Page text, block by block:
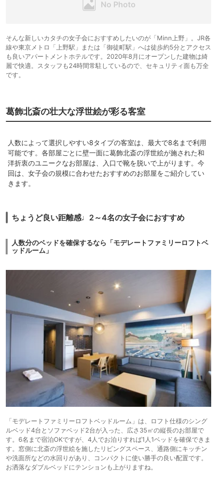
そんな新しいカタチの女子会におすすめしたいのが「Minn上野」。JR各
線や東京メトロ「上野駅」または「御徒町駅」へは徒歩約5分とアクセス
も良いアパートメントホテルです。2020年8月にオープンした建物は綺
麗で快適。スタッフも24時間常駐しているので、セキュリティ面も万全
です。
葛飾北斎の壮大な浮世絵が彩る客室
人数によって選択しやすい8タイプの客室は、最大で8名まで利用
可能です。各部屋ごとに壁一面に葛飾北斎の浮世絵が施された和
洋折衷のユニークなお部屋は、入口で靴を脱いで上がります。今
回は、女子会の規模に合わせたおすすめのお部屋をご紹介してい
きます。
ちょうど良い距離感♩2～4名の女子会におすすめ
人数分のベッドを確保するなら「モデレートファミリーロフトベ
ッドルーム」
「モデレートファミリーロフトベッドルーム」は、ロフト仕様のシング
ルベッド4台とソファベッド2台が入った、広さ35㎡の縦長のお部屋で
す。6名まで宿泊OKですが、4人でお泊りすれば1人1ベッドを確保できま
す。窓側に北斎の浮世絵を施したリビングスペース、通路側にキッチン
や洗面所などの水回りがあり、コンパクトに使い勝手の良い配置です。
お洒落なダブルベッドにテンションも上がりますね。